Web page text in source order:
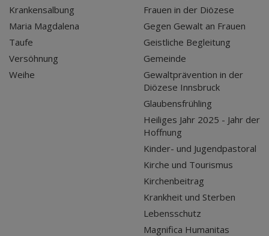
Krankensalbung
Maria Magdalena
Taufe
Versöhnung
Weihe
Frauen in der Diözese
Gegen Gewalt an Frauen
Geistliche Begleitung
Gemeinde
Gewaltprävention in der
Diözese Innsbruck
Glaubensfrühling
Heiliges Jahr 2025 - Jahr der
Hoffnung
Kinder- und Jugendpastoral
Kirche und Tourismus
Kirchenbeitrag
Krankheit und Sterben
Lebensschutz
Magnifica Humanitas